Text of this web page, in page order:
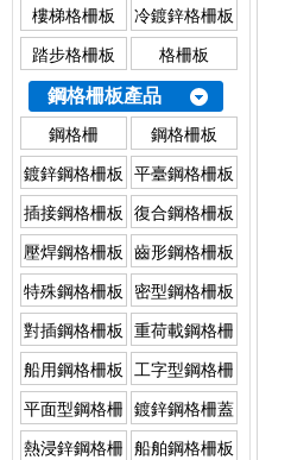
樓梯格柵板
冷鍍鋅格柵板
踏步格柵板
格柵板
鋼格柵板產品
鋼格柵
鋼格柵板
鍍鋅鋼格柵板 平臺鋼格柵板
插接鋼格柵板 復合鋼格柵板
壓焊鋼格柵板 齒形鋼格柵板
特殊鋼格柵板 密型鋼格柵板
對插鋼格柵板 重荷載鋼格柵
板
船用鋼格柵板 工字型鋼格柵
板（I型鋼格
板）
平面型鋼格柵
板
鍍鋅鋼格柵蓋
板
熱浸鋅鋼格柵 船舶鋼格柵板